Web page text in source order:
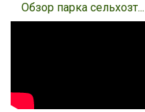
Обзор парка сельхозт...